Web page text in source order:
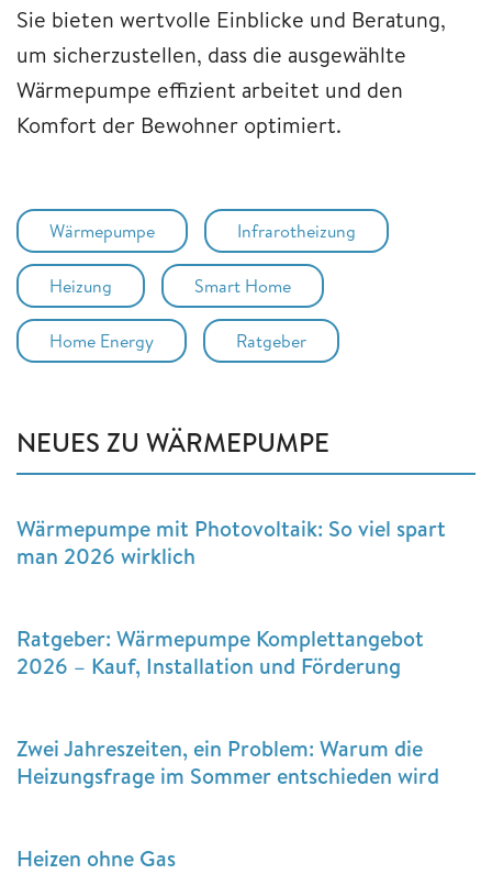
Sie bieten wertvolle Einblicke und Beratung,
um sicherzustellen, dass die ausgewählte
Wärmepumpe effizient arbeitet und den
Komfort der Bewohner optimiert.
Wärmepumpe Infrarotheizung
Heizung Smart Home
Home Energy Ratgeber
NEUES ZU WÄRMEPUMPE
Wärmepumpe mit Photovoltaik: So viel spart
man 2026 wirklich
Ratgeber: Wärmepumpe Komplettangebot
2026 – Kauf, Installation und Förderung
Zwei Jahreszeiten, ein Problem: Warum die
Heizungsfrage im Sommer entschieden wird
Heizen ohne Gas